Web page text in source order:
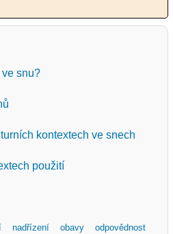
snu?
kontextech ve snech
použití
nadřízení obavy
odpovědnost